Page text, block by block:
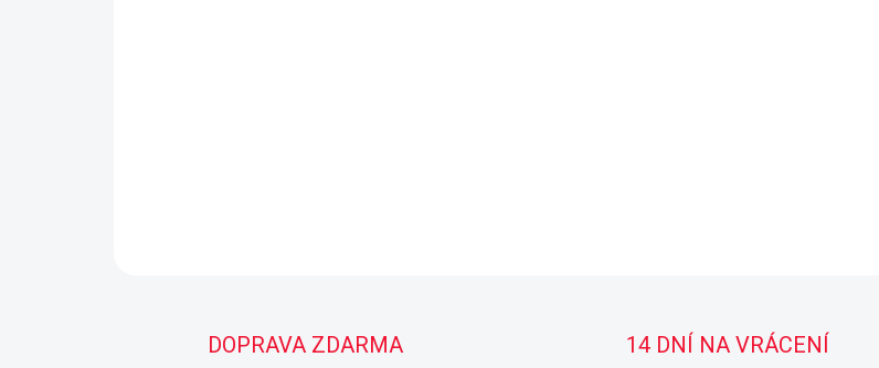
DOPRAVA ZDARMA 14 DNÍ NA VRÁCENÍ